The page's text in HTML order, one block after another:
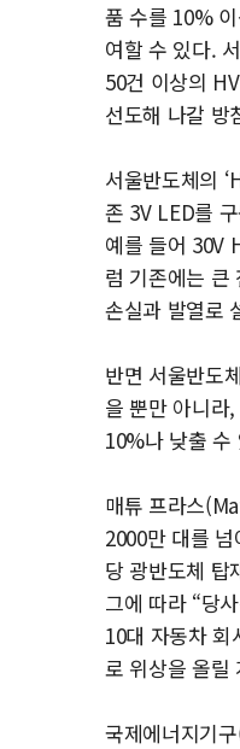
품 수를 10%
여할 수 있다.
50건 이상의
선도해 나갈 방
서울반도체의
존 3V LED를
예를 들어 30V
럼 기존에는 큰
손실과 발열로
반면 서울반도
을 뿐만 아니라
10%나 낮출 수
매튜 프라스
2000만 대를
당 광반도체 탑
그에 따라 “당
10대 자동차
로 위상을 올릴
국제에너지기